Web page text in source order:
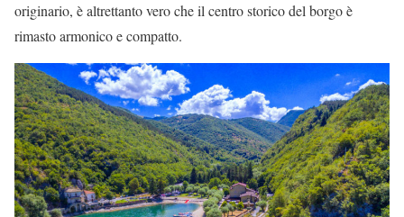
originario, è altrettanto vero che il centro storico del borgo è
rimasto armonico e compatto.